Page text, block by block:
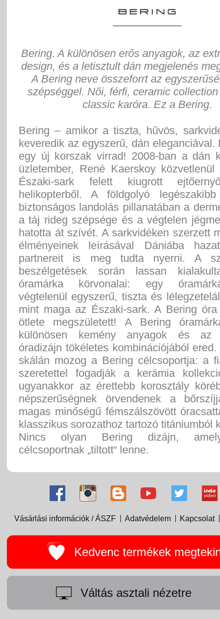
Bering. A különösen erős anyagok, az
design, és a letisztult dán megjelenés
A Bering neve összeforrt az
szépséggel. Női, férfi, ceramic
classic karóra. Ez a Bering.
Bering – amikor a tiszta, hűvös,
keveredik az egyszerű, dán eleganciával.
egy új korszak virrad! 2008-ban a dán
üzletember, René Kaerskoy
Északi-sark felett kiugrott
helikopterből. A földgolyó
biztonságos landolás pillanatában a
a táj rideg szépsége és a végtelen
hatotta át szívét. A sarkvidéken szerzett
élményeinek leírásával Dániába
partnereit is meg tudta nyerni. A
beszélgetések során lassan
óramárka körvonalai: egy
végtelenül egyszerű, tiszta és
mint maga az Északi-sark. A Bering óra
ötlete megszületett! A Bering
különösen kemény anyagok és az
óradizájn tökéletes kombinációjából
skálán mozog a Bering célcsoportja: a
szeretettel fogadják a kerámia
ugyanakkor az érettebb korosztály
népszerűségnek örvendenek a
magas minőségű fémszálszövött
klasszikus sorozathoz tartozó titániumból
Nincs olyan Bering dizájn,
célcsoportnak „tiltott“ lenne.
Vásárlási információk / ÁSZF Adatvédelem Kapcsolat
Kedvenc termékek
Váltás asztali nézetre